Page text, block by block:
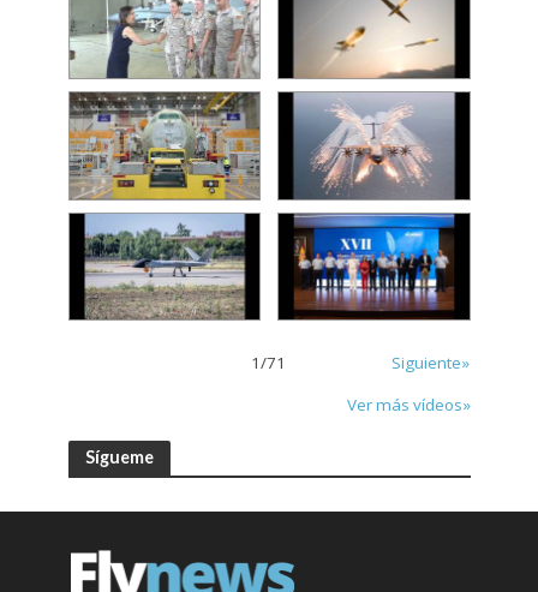
1/71
Siguiente»
Ver más vídeos»
Sígueme